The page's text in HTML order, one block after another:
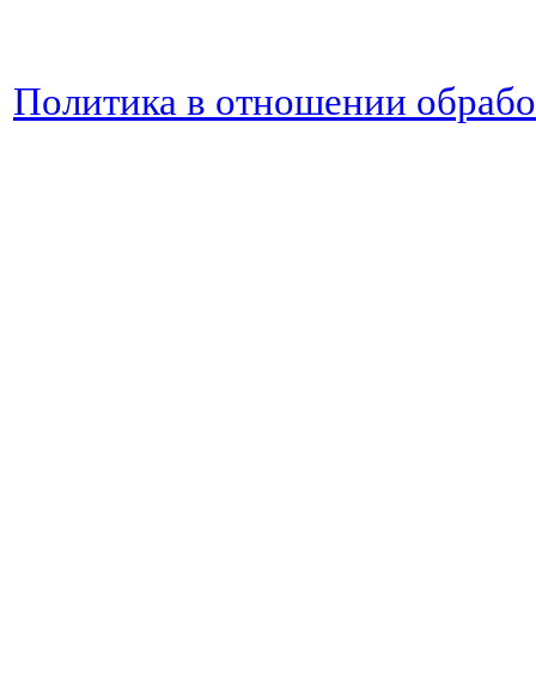
Политика в отношении